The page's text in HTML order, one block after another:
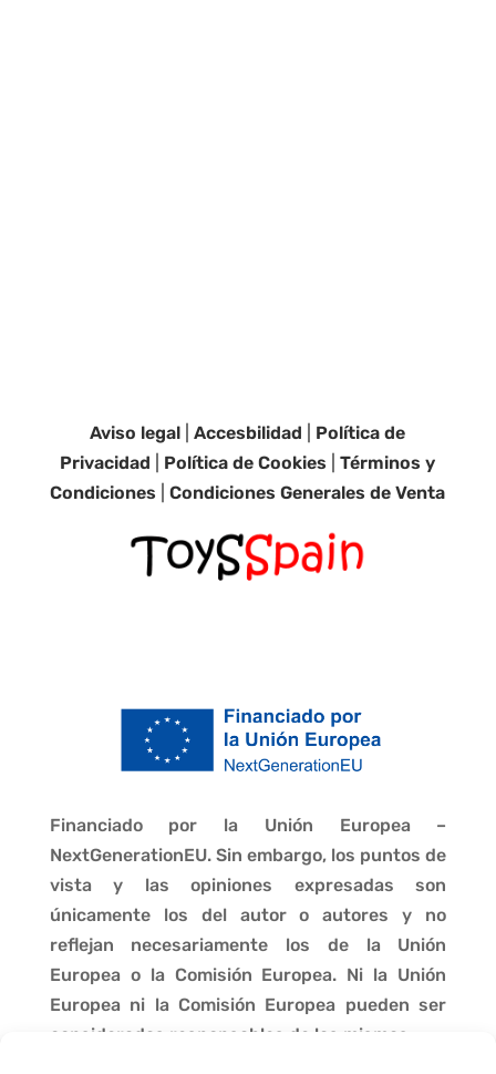
Aviso legal |Accesbilidad
Política de
Privacidad
Política de Cookies |Términos y
Condiciones |Condiciones Generales de Venta
Financiado por la Unión Europea –
NextGenerationEU. Sin embargo, los puntos de
vista y las opiniones expresadas son
únicamente los del autor o autores y no
reflejan necesariamente los de la Unión
Europea o la Comisión Europea. Ni la Unión
Europea ni la Comisión Europea pueden ser
consideradas responsables de las mismas.